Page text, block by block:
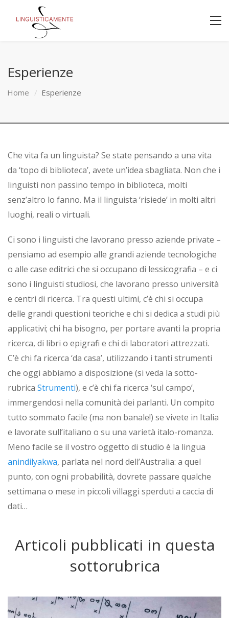
Esperienze
Home Esperienze
Che vita fa un linguista? Se state pensando a una vita
da ‘topo di biblioteca’, avete un’idea sbagliata. Non che i
linguisti non passino tempo in biblioteca, molti
senz’altro lo fanno. Ma il linguista ‘risiede’ in molti altri
luoghi, reali o virtuali.
Ci sono i linguisti che lavorano presso aziende private –
pensiamo ad esempio alle grandi aziende tecnologiche
o alle case editrici che si occupano di lessicografia – e ci
sono i linguisti studiosi, che lavorano presso università
e centri di ricerca. Tra questi ultimi, c’è chi si occupa
delle grandi questioni teoriche e chi si dedica a studi più
applicativi; chi ha bisogno, per portare avanti la propria
ricerca, di libri o epigrafi e chi di laboratori attrezzati.
C’è chi fa ricerca ‘da casa’, utilizzando i tanti strumenti
che oggi abbiamo a disposizione (si veda la sotto-
rubrica Strumenti), e c’è chi fa ricerca ‘sul campo’,
immergendosi nella comunità dei parlanti. Un compito
tutto sommato facile (ma non banale!) se vivete in Italia
e lavorate sull’italiano o su una varietà italo-romanza.
Meno facile se il vostro oggetto di studio è la lingua
anindilyakwa, parlata nel nord dell’Australia: a quel
punto, con ogni probabilità, dovrete passare qualche
settimana o mese in piccoli villaggi sperduti a caccia di
dati…
Articoli pubblicati in questa
sottorubrica